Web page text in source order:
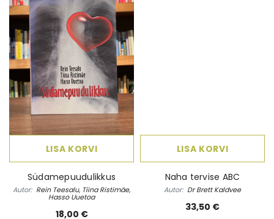
LISA KORVI
Südamepuudulikkus
Autor: Rein Teesalu, Tiina Ristimäe,
Hasso Uuetoa
18,00 €
LISA KORVI
Naha tervise ABC
Autor: Dr Brett Kaldvee
33,50 €